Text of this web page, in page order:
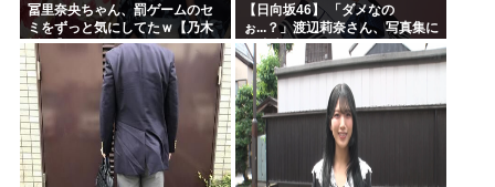
冨里奈央ちゃん、罰ゲームのセ
ミをずっと気にしてたｗ【乃木
坂46】
【日向坂46】 「ダメなの
ぉ...？」渡辺莉奈さん、写真集に
興味津々